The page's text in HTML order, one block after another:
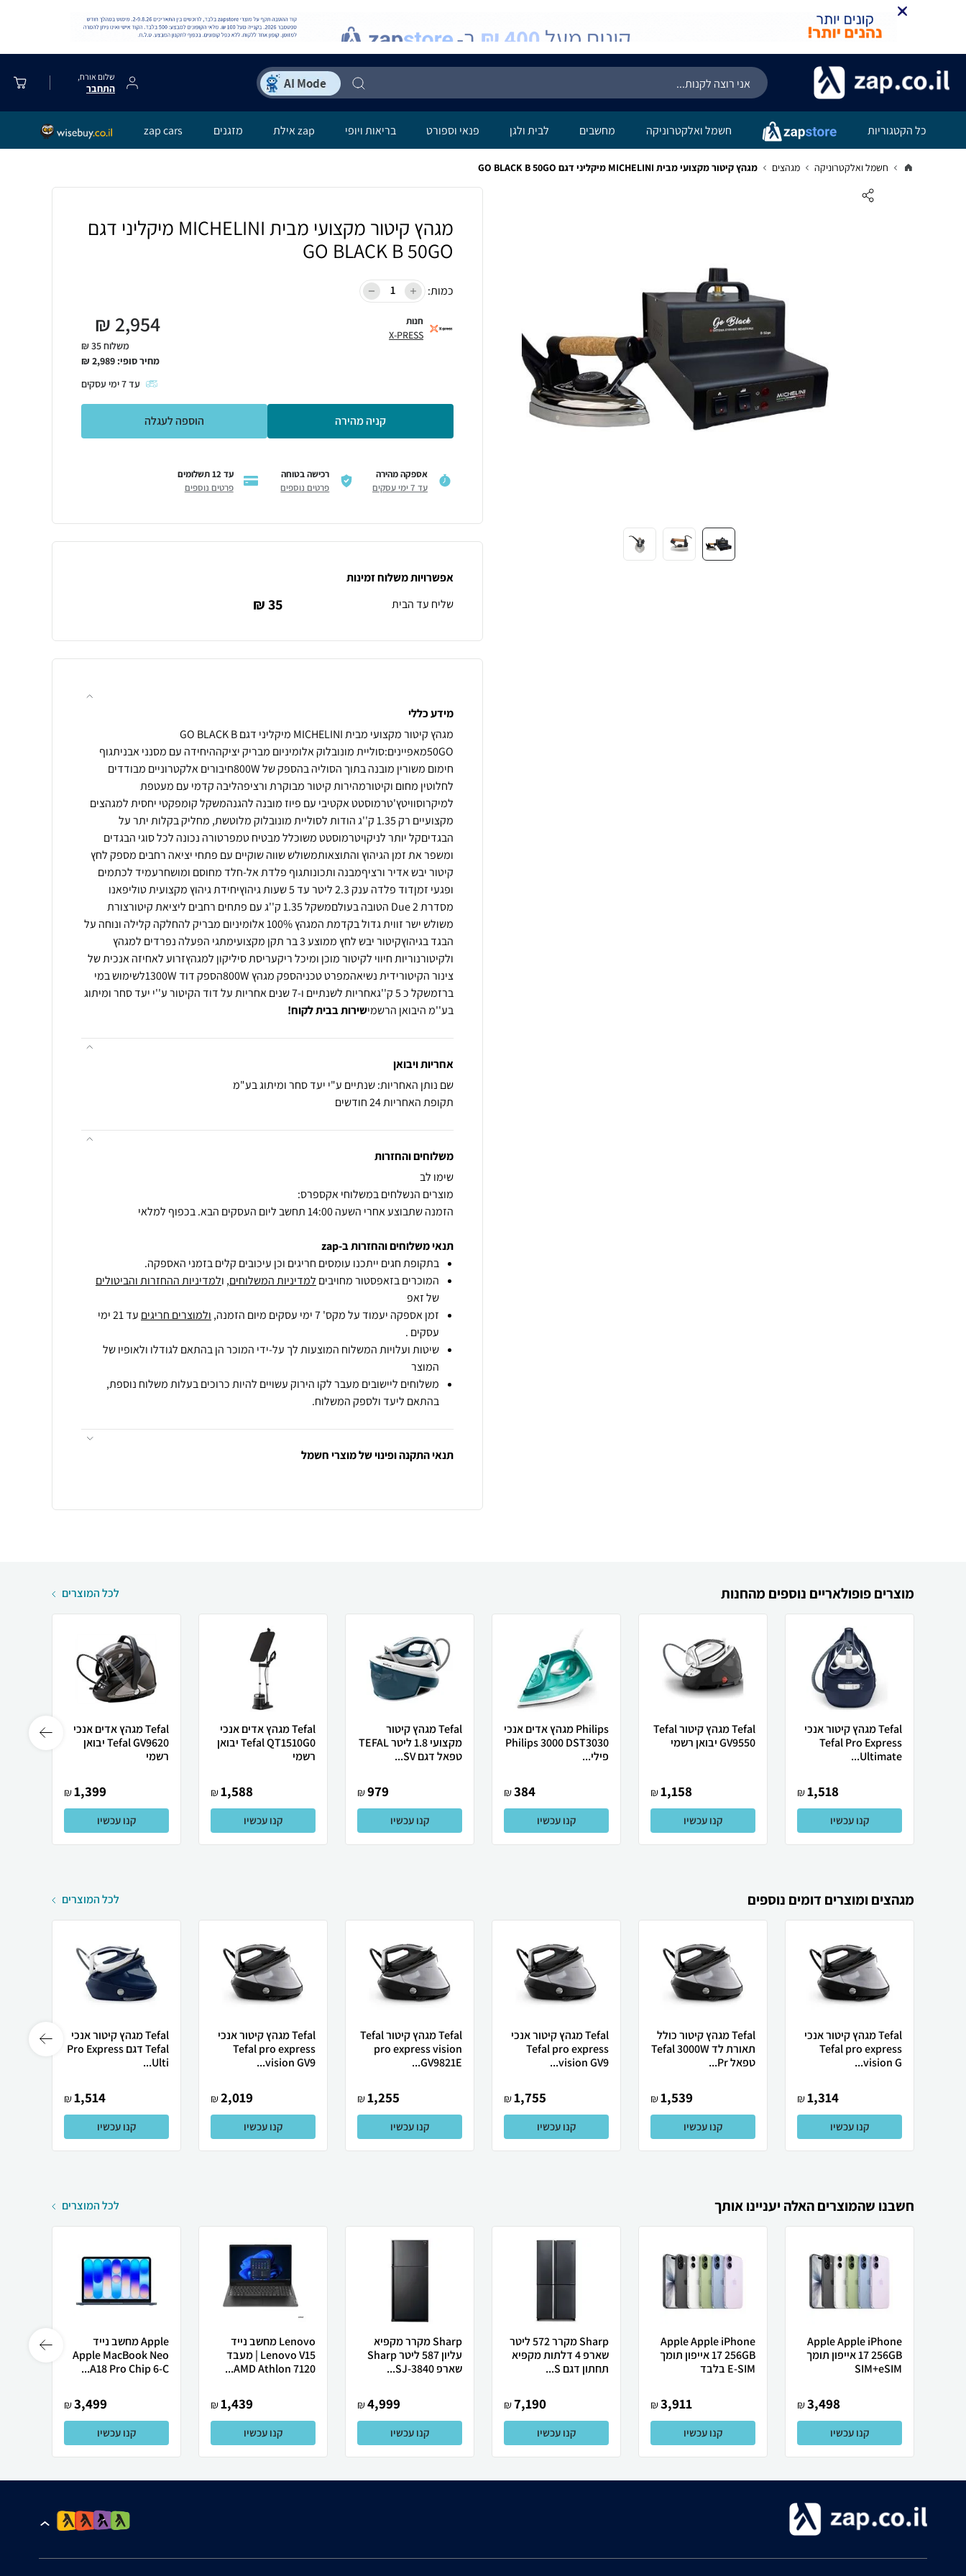
שלום אורח,
התחבר
כל הקטגוריות חשמל ואלקטרוניקה מחשבים לבית ולגן פנאי וספורט בריאות ויופי zap אילת מזגנים zap cars
חשמל ואלקטרוניקה מגהצים מגהץ קיטור מקצועי מבית MICHELINI מיקליני דגם GO BLACK B 50GO
מגהץ קיטור מקצועי מבית MICHELINI מיקליני דגם
GO BLACK B 50GO
כמות:
חנות
X-PRESS
2,954
₪
משלוח 35 ₪
מחיר סופי: 2,989
₪
עד7ימי עסקים
קניה מהירה הוספה לעגלה
אספקה מהירה
עד 7 ימי עסקים
רכישה בטוחה
פרטים נוספים
עד 12 תשלומים
פרטים נוספים
אפשרויות משלוח זמינות
שליח עד הבית
35 ₪
מידע כללי
מגהץ קיטור מקצועי מבית MICHELINI מיקליני דגם GO BLACK B
50GOמאפיינים:סוליית מונובלוק אלומיניום מבריק יציקההיחידה עם מסנני אבניתגוף
חימום משורין מובנה בתוך הסוליה בהספק של 800Wחיבורים אלקטרוניים מבודדים
לחלוטין מחום וקיטורמהירות קיטור מבוקרת ורציפהליבה קדמי עם מעטפת
למיקרוסוויטץ'טרמוסטט אקטיבי עם פיוז מובנה להגנהמשקל קומפקטי יחסית למגהצים
מקצועיים רק 1.35 ק''ג הודות לסוליית מונובלוק מלוטשת, מחליק בקלות יתר על
הבגדיםקל יותר לניקויטרמוסטט משוכלל מבטיח טמפרטורה נכונה לכל סוגי הבגדים
ומשפר את זמן הגיהוץ והתוצאותמשולש שווה שוקיים עם פתחי יציאה רחבים מספק לחץ
קיטור יבש אדיר ורציףמבנה ותכונותגוף פלדת אל-חלד מחוסם ומושחרעמיד לכתמים
ופגעי זמןדוד פלדה ענק 2.3 ליטר עד 5 שעות גיהוץיחידת גיהוץ מקצועית טוליפאנו
מסדרת Due 2 הטובה בעולםמשקל 1.35 ק''ג עם פתחים רחבים ליציאת קיטורצורת
משולש ישר זווית גדול בקדמת המגהץ 100% אלומיניום מבריק להחלקה קלילה ונוחה על
הבגד בגיהוץקיטור יבש לחץ ממוצע 3 בר תקן מקצועימתגי הפעלה נפרדים למגהץ
ולקיטורנוריות חיווי לקיטור מוכן ומיכל ריקעריסת סיליקון למגהץזרוע לאחיזה אנכית של
צינור הקיטורידית נשיאהמפרט טכניהספק מגהץ 800Wהספק דוד 1300Wלשימוש במי
ברזמשקל כ 5 ק''גאחריות לשנתיים ו-7 שנים אחריות על דוד הקיטור ע''י יעד סחר ומיתוג
בע''מ היבואן הרשמישירות בבית לקוח!
אחריות ויבואן
שם נותן האחריות: שנתיים ע"י יעד סחר ומיתוג בע"מ
תקופת האחריות 24 חודשים
משלוחים והחזרות
הזמנה שתבוצע אחרי השעה 14:00 תחשב ליום העסקים הבא. בכפוף למלאי
תנאי משלוחים והחזרות ב-zap
בתקופת חגים ייתכנו עומסים חריגים וכן עיכובים קלים בזמני האספקה.
המוכרים בזאפסטור מחויבים למדיניות המשלוחים, ולמדיניות ההחזרות והביטולים
של זאפ
זמן אספקה יעמוד על מקס' 7 ימי עסקים מיום הזמנה,
ולמוצרים חריגים
עד 21 ימי
עסקים .
שיטות ועלויות המשלוח המוצעות לך על-ידי המוכר הן בהתאם לגודלו ולאופיו של
המוצר
משלוחים ליישובים מעבר לקו הירוק עשויים להיות כרוכים בעלות משלוח נוספת,
בהתאם ליעד ולספק המשלוח.
תנאי התקנה ופינוי של מוצרי חשמל
מוצרים פופולאריים נוספים מהחנות לכל המוצרים
Tefal מגהץ ‏קיטור ‏אנכי
Tefal Pro Express
Ultimate...
1,518
₪
קנו עכשיו
Tefal מגהץ ‏קיטור Tefal
GV9550 יבואן רשמי
1,158
₪
קנו עכשיו
Philips מגהץ ‏אדים ‏אנכי
Philips 3000 DST3030
פילי...
384
₪
קנו עכשיו
Tefal מגהץ קיטור
מקצועי 1.8 ליטר TEFAL
טפאל דגם SV...
979
₪
קנו עכשיו
Tefal מגהץ ‏אדים ‏אנכי
Tefal QT1510G0 יבואן
רשמי
1,588
₪
קנו עכשיו
Tefal מגהץ ‏אדים ‏אנכי
Tefal GV9620 יבואן
רשמי
1,399
₪
קנו עכשיו
מגהצים ומוצרים דומים נוספים לכל המוצרים
Tefal מגהץ ‏קיטור ‏אנכי
Tefal pro express
vision G...
1,314
₪
קנו עכשיו
Tefal מגהץ קיטור כולל
תאורת לד Tefal 3000W
טפאל Pr...
1,539
₪
קנו עכשיו
Tefal מגהץ קיטור אנכי
Tefal pro express
vision GV9...
1,755
₪
קנו עכשיו
Tefal מגהץ ‏קיטור Tefal
pro express vision
GV9821E...
1,255
₪
קנו עכשיו
Tefal מגהץ קיטור אנכי
Tefal pro express
vision GV9...
2,019
₪
קנו עכשיו
Tefal מגהץ ‏קיטור ‏אנכי
Tefal דגם Pro Express
Ulti...
1,514
₪
קנו עכשיו
חשבנו שהמוצרים האלה יעניינו אותך לכל המוצרים
Apple Apple iPhone
17 256GB אייפון תומך
SIM+eSIM
3,498
₪
קנו עכשיו
Apple Apple iPhone
17 256GB אייפון תומך
E-SIM בלבד
3,911
₪
קנו עכשיו
Sharp מקרר 572 ליטר
שארפ 4 דלתות מקפיא
תחתון דגם S...
7,190
₪
קנו עכשיו
Sharp מקרר מקפיא
עליון 587 ליטר Sharp
שארפ SJ-3840...
4,999
₪
קנו עכשיו
Lenovo מחשב נייד
Lenovo V15 | מעבד
AMD Athlon 7120...
1,439
₪
קנו עכשיו
Apple מחשב נייד
Apple MacBook Neo
A18 Pro Chip 6-C...
3,499
₪
קנו עכשיו